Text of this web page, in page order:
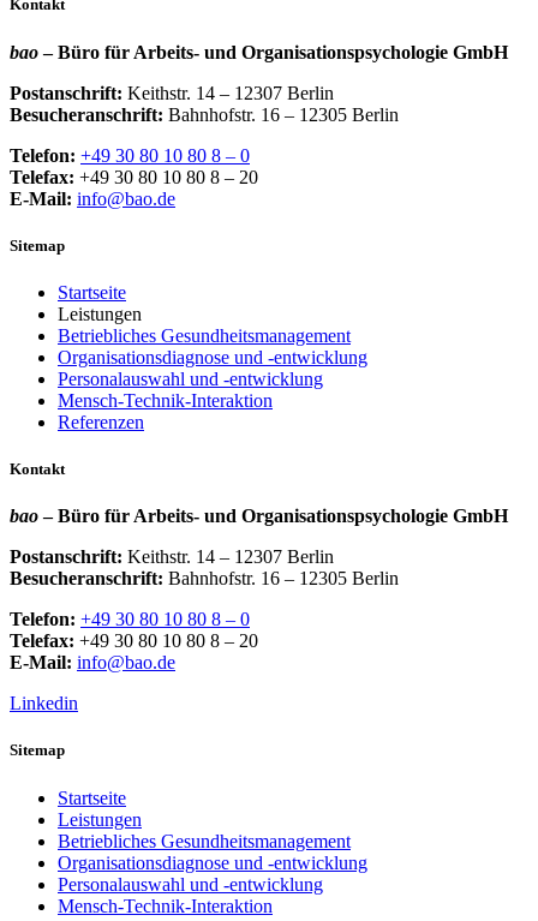
Kontakt
bao– Büro für Arbeits- und Organisationspsychologie GmbH
Postanschrift: Keithstr. 14 – 12307 Berlin
Besucheranschrift: Bahnhofstr. 16 – 12305 Berlin
Telefon: +49 30 80 10 80 8 – 0
Telefax: +49 30 80 10 80 8 – 20
E-Mail: info@bao.de
Sitemap
Startseite
Leistungen
Betriebliches Gesundheitsmanagement
Organisationsdiagnose und -entwicklung
Personalauswahl und -entwicklung
Mensch-Technik-Interaktion
Referenzen
Kontakt
bao– Büro für Arbeits- und Organisationspsychologie GmbH
Postanschrift: Keithstr. 14 – 12307 Berlin
Besucheranschrift: Bahnhofstr. 16 – 12305 Berlin
Telefon: +49 30 80 10 80 8 – 0
Telefax: +49 30 80 10 80 8 – 20
E-Mail: info@bao.de
Linkedin
Sitemap
Startseite
Leistungen
Betriebliches Gesundheitsmanagement
Organisationsdiagnose und -entwicklung
Personalauswahl und -entwicklung
Mensch-Technik-Interaktion